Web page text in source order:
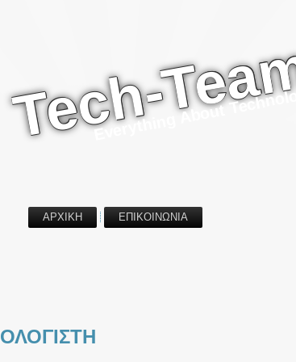
Tech-Everything About Technology
ΑΡΧΙΚΗ ΕΠΙΚΟΙΝΩΝΙΑ